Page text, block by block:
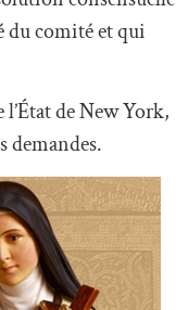
du comité et qui
de New York,
demandes.